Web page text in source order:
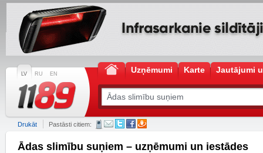
LV RU EN Uzņēmumi Karte Jautājumi
Drukāt Pastāsti citiem:
Ādas slimību suņiem – uzņēmumi un iestādes